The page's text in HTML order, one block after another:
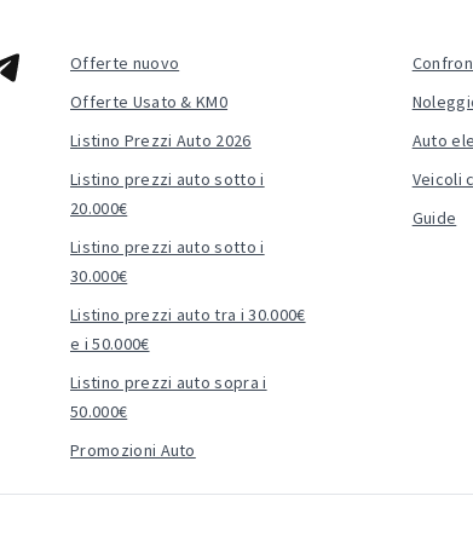
Offerte nuovo
Offerte Usato & KM0
Listino Prezzi Auto 2026
Listino prezzi auto sotto i
20.000€
Listino prezzi auto sotto i
30.000€
Listino prezzi auto tra i 30.000€
e i 50.000€
Listino prezzi auto sopra i
50.000€
Promozioni Auto
Auto
Veicoli
Guide